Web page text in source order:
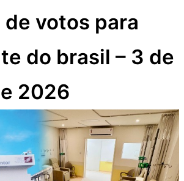
votos para
do brasil – 3 de
2026